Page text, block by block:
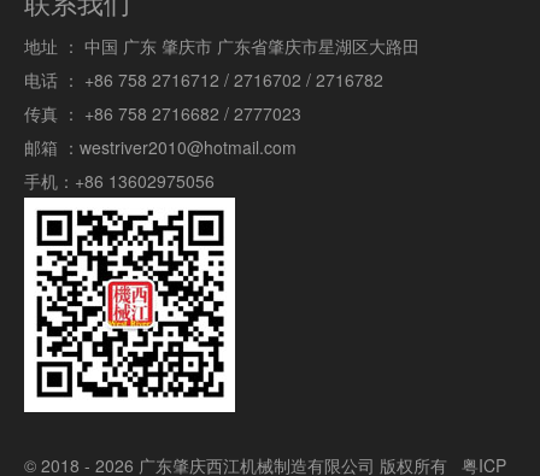
地址 ： 中国 广东 肇庆市 广东省肇庆市星湖区大路田
电话 ： +86 758 2716712 / 2716702 / 2716782
传真 ： +86 758 2716682 / 2777023
邮箱 ： westriver2010@hotmail.com
手机： +86 13602975056
© 2018 - 2026 广东肇庆西江机械制造有限公司 版权所有 粤ICP